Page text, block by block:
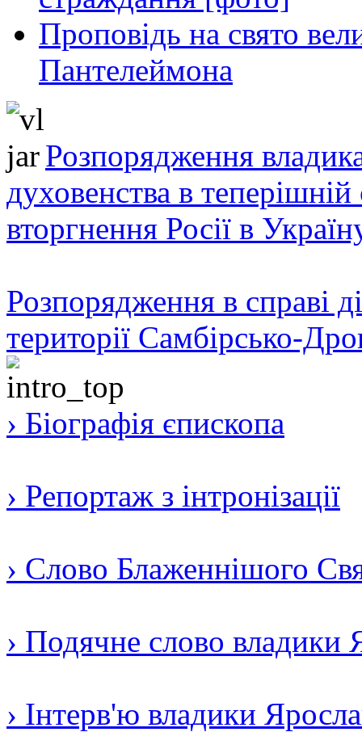
Проповідь на свято
Пантелеймона
Розпорядження
духовенства в теперішній
вторгнення Росії в
Розпорядження в справі
території Самбірсько-
› Біографія єпископа
› Репортаж з інтронізації
› Слово Блаженнішого
› Подячне слово владики
› Інтерв'ю владики